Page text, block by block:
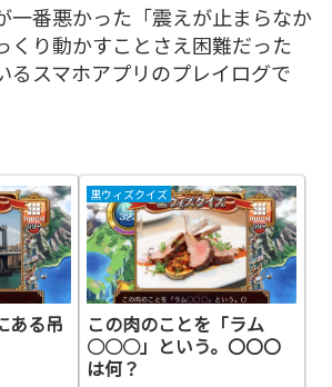
一番悪かった「震えが止まらなか
くり動かすことさえ困難だった
るスマホアプリのプレイログで
ある吊
黒ウィズクイズ
この肉のことを「ラム
○○○」という。〇〇〇
は何？